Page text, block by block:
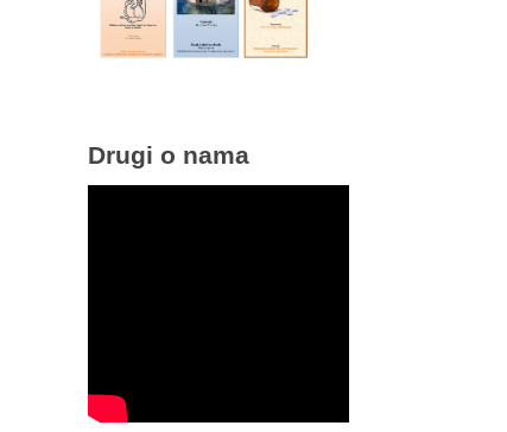
Drugi o nama